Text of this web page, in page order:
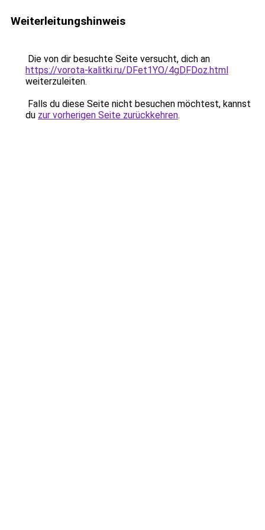
Weiterleitungshinweis
Die von dir besuchte Seite versucht, dich an
https://vorota-kalitki.ru/DFet1YO/4gDFDoz.html
weiterzuleiten.
Falls du diese Seite nicht besuchen möchtest, kannst
du zur vorherigen Seite zurückkehren.